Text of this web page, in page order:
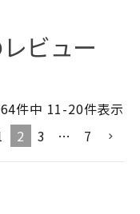
ビュー
64件中 11-20件表示
2 3 … 7